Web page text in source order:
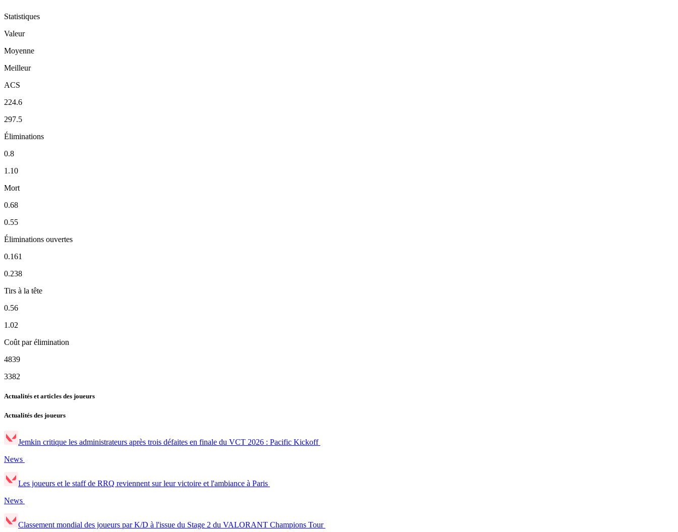
Statistiques
Valeur
Moyenne
Meilleur
ACS
224.6
297.5
Éliminations
0.8
1.10
Mort
0.68
0.55
Éliminations ouvertes
0.161
0.238
Tirs à la tête
0.56
1.02
Coût par élimination
4839
3382
Actualités et articles des joueurs
Actualités des joueurs
Jemkin critique les administrateurs après trois défaites en finale du VCT 2026 : Pacific Kickoff
News
Les joueurs et le staff de RRQ reviennent sur leur victoire et l'ambiance à Paris
News
Classement mondial des joueurs par K/D à l'issue du Stage 2 du VALORANT Champions Tour